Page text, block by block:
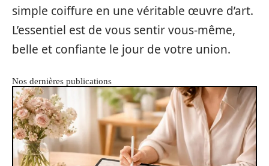
simple coiffure en une véritable œuvre d’art.
L’essentiel est de vous sentir vous-même,
belle et confiante le jour de votre union.
Nos dernières publications